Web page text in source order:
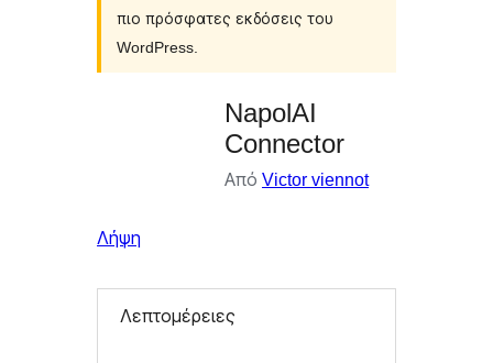
πιο πρόσφατες εκδόσεις του
WordPress.
NapolAI
Connector
Από Victor viennot
Λήψη
Λεπτομέρειες